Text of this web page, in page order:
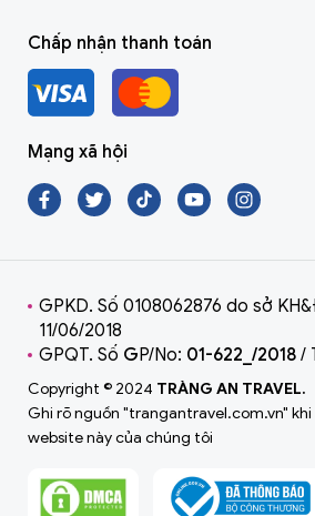
Chấp nhận thanh toán
Mạng xã hội
GPKD. Số 0108062876 do sở
11/06/2018
GPQT. Số GP/No: 01-622_/2018 /
Copyright © 2024 TRÀNG AN TRAVEL.
Ghi rõ nguồn "trangantravel.com.vn"
website này của chúng tôi